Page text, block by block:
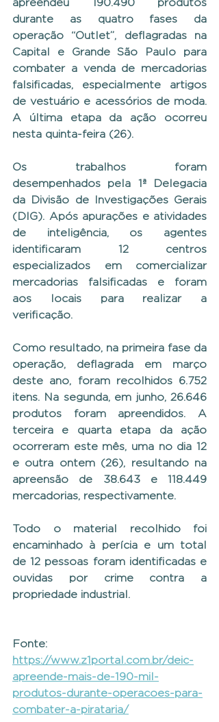
apreendeu 190.490 produtos
durante as quatro fases da
operação “Outlet”, deflagradas na
Capital e Grande São Paulo para
combater a venda de mercadorias
falsificadas, especialmente artigos
de vestuário e acessórios de moda.
A última etapa da ação ocorreu
nesta quinta-feira (26).
Os trabalhos foram
desempenhados pela 1ª Delegacia
da Divisão de Investigações Gerais
(DIG). Após apurações e atividades
de inteligência, os agentes
identificaram 12 centros
especializados em comercializar
mercadorias falsificadas e foram
aos locais para realizar a
verificação.
Como resultado, na primeira fase da
operação, deflagrada em março
deste ano, foram recolhidos 6.752
itens. Na segunda, em junho, 26.646
produtos foram apreendidos. A
terceira e quarta etapa da ação
ocorreram este mês, uma no dia 12
e outra ontem (26), resultando na
apreensão de 38.643 e 118.449
mercadorias, respectivamente.
Todo o material recolhido foi
encaminhado à perícia e um total
de 12 pessoas foram identificadas e
ouvidas por crime contra a
propriedade industrial.
Fonte:
https://www.z1portal.com.br/deic-
apreende-mais-de-190-mil-
produtos-durante-operacoes-para-
combater-a-pirataria/